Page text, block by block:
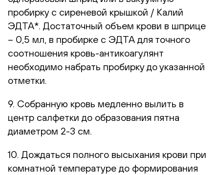
пробирку с сиреневой крышкой / Калий
ЭДТА*. Достаточный объем крови в шприце
– 0,5 мл, в пробирке с ЭДТА для точного
соотношения кровь-антикоагулянт
необходимо набрать пробирку до указанной
отметки.
9. Собранную кровь медленно вылить в
центр салфетки до образования пятна
диаметром 2-3 см.
10. Дождаться полного высыхания крови при
комнатной температуре до формирования